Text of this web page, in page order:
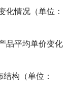
化情况（单位：
品平均单价变化
构（单位：